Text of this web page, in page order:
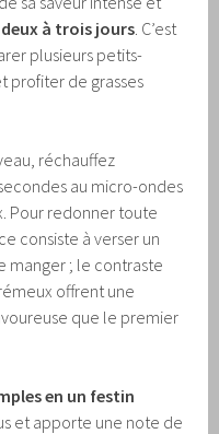
à trois jours . C’est
plusieurs petits-
profiter de grasses
réchauffez
au micro-ondes
Pour redonner toute
consiste à verser un
manger ; le contraste
offrent une
que le premier
en un festin
et apporte une note de